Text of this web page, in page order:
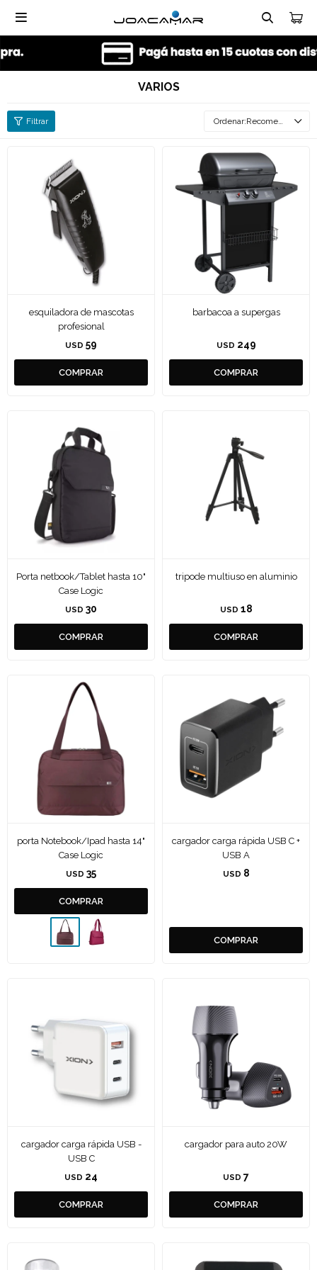

VARIOS
Recomendados
esquiladora de mascotas
profesional
USD 59
barbacoa a supergas
USD 249
Porta netbook/Tablet hasta 10"
Case Logic
USD 30
tripode multiuso en aluminio
USD 18
porta Notebook/Ipad hasta 14"
Case Logic
USD 35
cargador carga rápida USB C +
USB A
USD 8
cargador carga rápida USB -
USB C
USD 24
cargador para auto 20W
USD 7